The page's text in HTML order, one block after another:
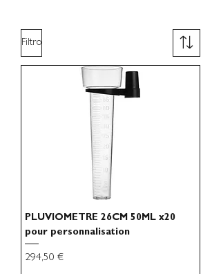
Filtro
PLUVIOMETRE 26CM 50ML x20
pour personnalisation
Preço
294,50 €